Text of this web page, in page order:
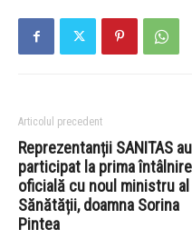
Articolul precedent
Reprezentanții SANITAS au
participat la prima întâlnire
oficială cu noul ministru al
Sănătății, doamna Sorina
Pintea